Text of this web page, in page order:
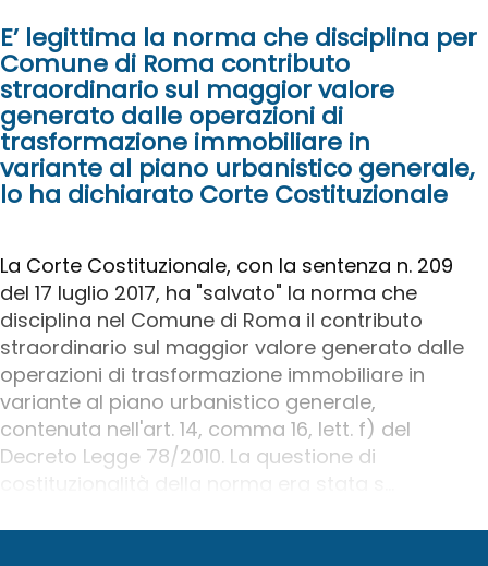
E’ legittima la norma che disciplina per
Comune di Roma contributo
straordinario sul maggior valore
generato dalle operazioni di
trasformazione immobiliare in
variante al piano urbanistico generale,
lo ha dichiarato Corte Costituzionale
La Corte Costituzionale, con la sentenza n. 209
del 17 luglio 2017, ha "salvato" la norma che
disciplina nel Comune di Roma il contributo
straordinario sul maggior valore generato dalle
operazioni di trasformazione immobiliare in
variante al piano urbanistico generale,
contenuta nell'art. 14, comma 16, lett. f) del
Decreto Legge 78/2010. La questione di